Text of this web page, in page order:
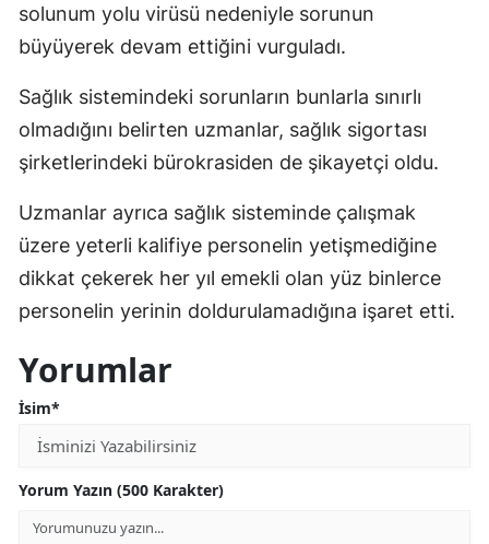
Kırşehir
Kocaeli
Konya
Kütahya
Malatya
solunum yolu virüsü nedeniyle sorunun
büyüyerek devam ettiğini vurguladı.
Sağlık sistemindeki sorunların bunlarla sınırlı
olmadığını belirten uzmanlar, sağlık sigortası
şirketlerindeki bürokrasiden de şikayetçi oldu.
Uzmanlar ayrıca sağlık sisteminde çalışmak
üzere yeterli kalifiye personelin yetişmediğine
dikkat çekerek her yıl emekli olan yüz binlerce
personelin yerinin doldurulamadığına işaret etti.
Yorumlar
İsim*
Yorum Yazın (500 Karakter)